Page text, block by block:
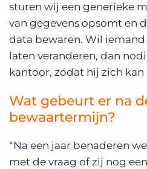
sturen wij een generieke
van gegevens opsomt en
data bewaren. Wil
laten veranderen, dan
kantoor, zodat hij zich
Wat gebeurt er na
bewaartermijn?
“Na een jaar benaderen
met de vraag of zij nog